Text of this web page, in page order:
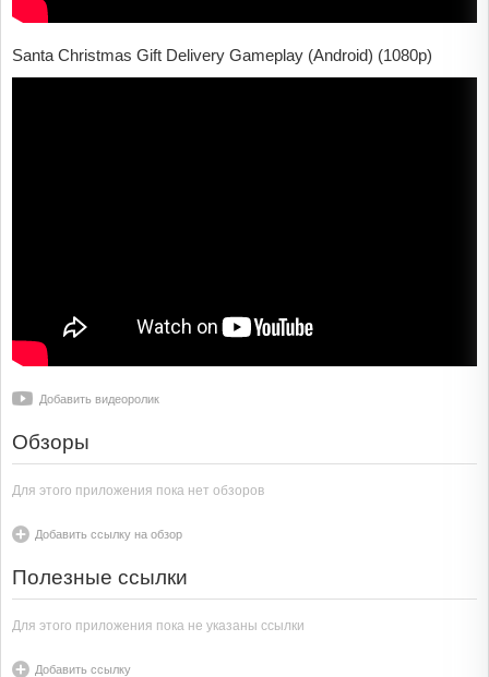
Santa Christmas Gift Delivery Gameplay (Android) (1080p)
Добавить видеоролик
Обзоры
Для этого приложения пока нет обзоров
Добавить ссылку на обзор
Полезные ссылки
Для этого приложения пока не указаны ссылки
Добавить ссылку